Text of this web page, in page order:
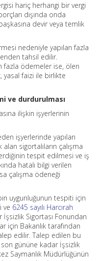
hariç herhangi bir vergi
dışında onda
devir veya temlik
nedeniyle yapılan fazla
tahsil edilir.
fazla ödemeler ise, ölen
yasal faizi ile birlikte
ve durdurulması
ilişkin işyerlerinin
işyerlerinde yapılan
sigortalıların çalışma
tespit edilmesi ve iş
hatalı bilgi verilen
çalışma ödeneği
uygunluğunun tespiti için
ve 6245 sayılı Harcırah
İşsizlik Sigortası Fonundan
için Bakanlık tarafından
edilir. Talep edilen bu
son gününe kadar İşsizlik
Saymanlık Müdürlüğünün